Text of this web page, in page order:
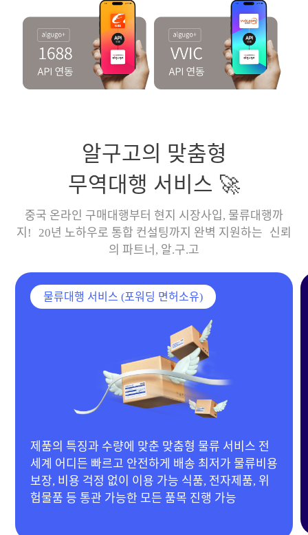
알구고의 맞춤형
무역대행 서비스 🚀
중국 온라인 구매대행부터 현지 시장사입, 물류대행까
지! 20년 노하우로 통합 컨설팅까지 완벽 지원하는 신뢰
의 파트너, 알.구.고
물류대행 서비스 (포워딩 면허소유)
20년 경력 MD 보유 & 다양한 협력 공장 확보 전자
제품, 이동하우스, 기계류부터 의류, 생활용품 등 전
품목 제작 가능 합리적인 단가 제안으로 맞춤 제작
진행!